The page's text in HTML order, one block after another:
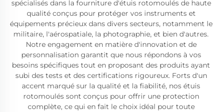
spécialisés dans la fourniture d'étuis rotomoulés de haute
qualité conçus pour protéger vos instruments et
équipements précieux dans divers secteurs, notamment le
militaire, l'aérospatiale, la photographie, et bien d'autres.
Notre engagement en matière d'innovation et de
personnalisation garantit que nous répondons à vos
besoins spécifiques tout en proposant des produits ayant
subi des tests et des certifications rigoureux. Forts d'un
accent marqué sur la qualité et la fiabilité, nos étuis
rotomoulés sont conçus pour offrir une protection
complète, ce qui en fait le choix idéal pour toute